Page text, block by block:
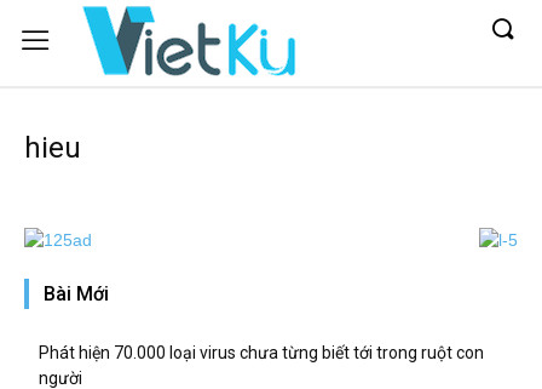
hieu
Bài Mới
Phát hiện 70.000 loại virus chưa từng biết tới trong ruột con
người